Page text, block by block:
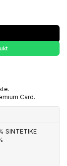
Card.
SINTETIKE